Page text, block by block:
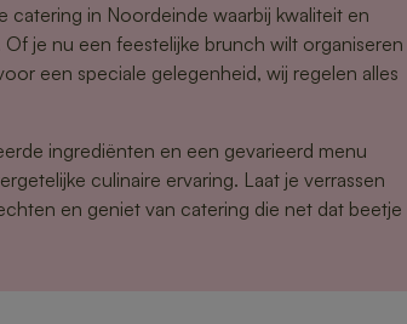
catering in Noordeinde waarbij kwaliteit en
je nu een feestelijke brunch wilt organiseren
een speciale gelegenheid, wij regelen alles
ingrediënten en een gevarieerd menu
culinaire ervaring. Laat je verrassen
en geniet van catering die net dat beetje